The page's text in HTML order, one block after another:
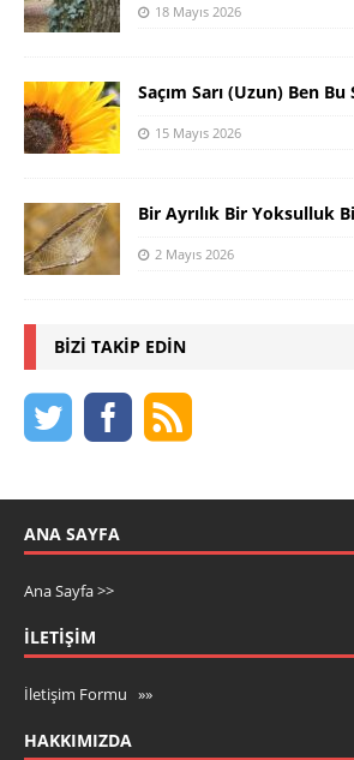
18 Mayıs 2026
Saçım Sarı (Uzun) Ben Bu
15 Mayıs 2026
Bir Ayrılık Bir Yoksulluk
2 Mayıs 2026
BIZI TAKIP EDIN
ANA SAYFA
Ana Sayfa >>
İLETIŞIM
İletişim Formu »»
HAKKIMIZDA